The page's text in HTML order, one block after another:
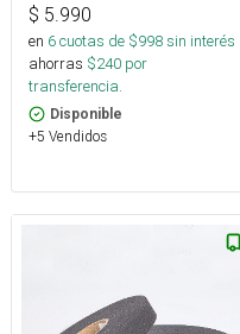
$ 5.990
en 6cuotas de $998sin interés
ahorras $240 por
transferencia.
Disponible
+5 Vendidos